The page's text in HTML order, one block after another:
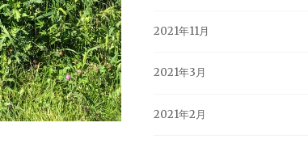
2021年11月
2021年3月
2021年2月